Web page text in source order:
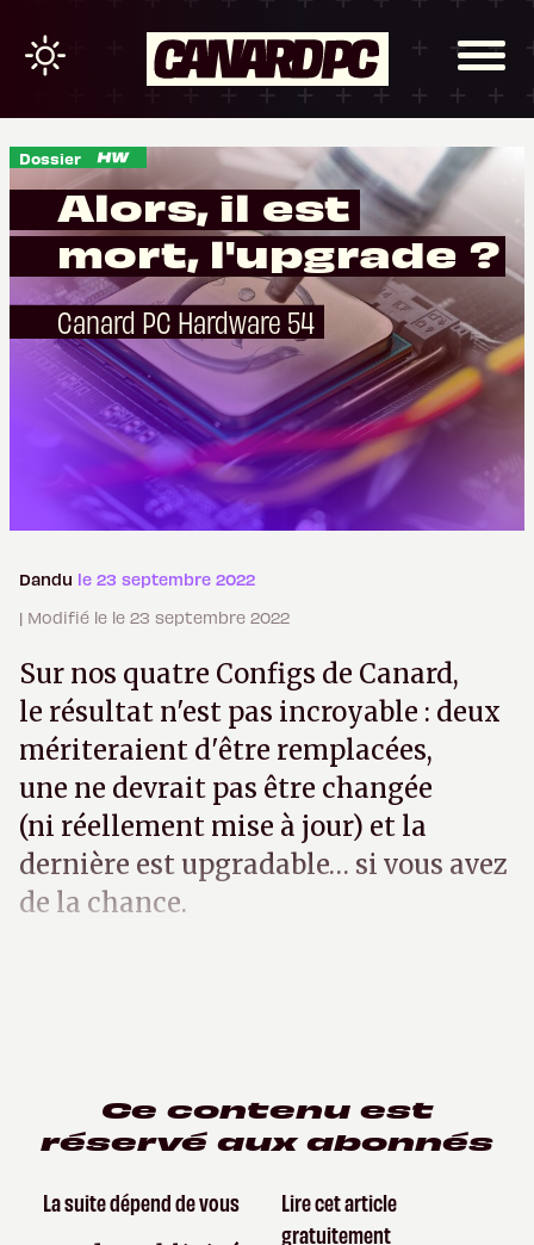
Dossier
Alors, il est
mort, l'upgrade ?
Canard PC Hardware 54
Dandu le 23 septembre 2022
| Modifié le le 23 septembre 2022
Sur nos quatre Configs de Canard,
le résultat n'est pas incroyable : deux
mériteraient d'être remplacées,
une ne devrait pas être changée
(ni réellement mise à jour) et la
dernière est upgradable… si vous avez
de la chance.
Ce contenu est
réservé aux abonnés
La suite dépend de vous
Lire cet article
gratuitement